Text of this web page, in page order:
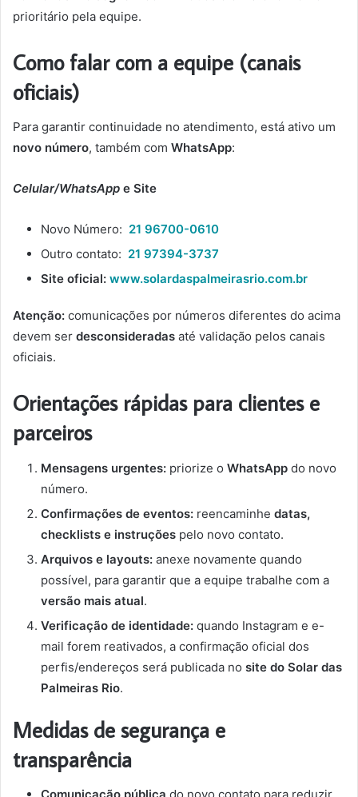
prioritário pela equipe.
Como falar com a equipe (canais
oficiais)
Para garantir continuidade no atendimento, está ativo um
novo número, também com WhatsApp:
Celular/WhatsApp e Site
Novo Número: 21 96700-0610
Outro contato: 21 97394-3737
Site oficial: www.solardaspalmeirasrio.com.br
Atenção: comunicações por números diferentes do acima
devem ser desconsideradas até validação pelos canais
oficiais.
Orientações rápidas para clientes e
parceiros
Mensagens urgentes: priorize o WhatsApp do novo
número.
Confirmações de eventos: reencaminhe datas,
checklists e instruções pelo novo contato.
Arquivos e layouts: anexe novamente quando
possível, para garantir que a equipe trabalhe com a
versão mais atual.
Verificação de identidade: quando Instagram e e-
mail forem reativados, a confirmação oficial dos
perfis/endereços será publicada no site do Solar das
Palmeiras Rio.
Medidas de segurança e
transparência